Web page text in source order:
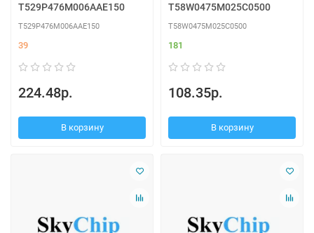
T529P476M006AAE150
T529P476M006AAE150
39
224.48р.
В корзину
T58W0475M025C0500
T58W0475M025C0500
181
108.35р.
В корзину